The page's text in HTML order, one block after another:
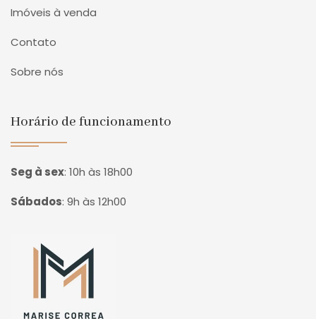
Imóveis à venda
Contato
Sobre nós
Horário de funcionamento
Seg à sex: 10h às 18h00
Sábados: 9h às 12h00
Página inicial